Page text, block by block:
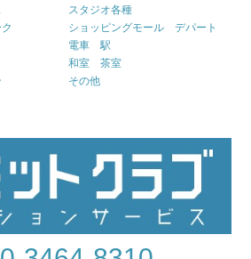
スタジオ各種
ショッピングモール デパート
電車 駅
和室 茶室
その他